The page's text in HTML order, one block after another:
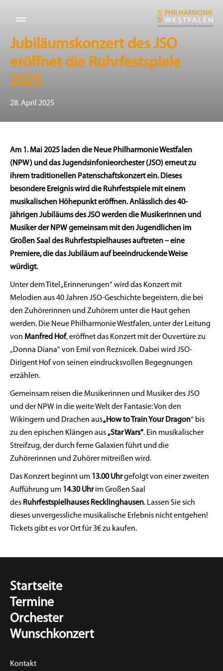
Jubiläumskonzert des JSO
eröffnet die Ruhrfestspiele
2025
28. April 2025
Am 1. Mai 2025 laden die Neue Philharmonie Westfalen
(NPW) und das Jugendsinfonieorchester (JSO) erneut zu
ihrem traditionellen Patenschaftskonzert ein. Dieses
besondere Ereignis wird die Ruhrfestspiele mit einem
musikalischen Höhepunkt eröffnen. Anlässlich des 40-
jährigen Jubiläums des JSO werden die Musikerinnen und
Musiker der NPW gemeinsam mit den Jugendlichen im
Großen Saal des Ruhrfestspielhauses auftreten – eine
Premiere, die das Jubiläum auf beeindruckende Weise
würdigt.
Unter dem Titel „Erinnerungen“ wird das Konzert mit
Melodien aus 40 Jahren JSO-Geschichte begeistern, die bei
den Zuhörerinnen und Zuhörern unter die Haut gehen
werden. Die Neue Philharmonie Westfalen, unter der Leitung
von Manfred Hof, eröffnet das Konzert mit der Ouvertüre zu
„Donna Diana“ von Emil von Reznicek. Dabei wird JSO-
Dirigent Hof von seinen eindrucksvollen Begegnungen
erzählen.
Gemeinsam reisen die Musikerinnen und Musiker des JSO
und der NPW in die weite Welt der Fantasie: Von den
Wikingern und Drachen aus„How to Train Your Dragon“ bis
zu den epischen Klängen aus„Star Wars“. Ein musikalischer
Streifzug, der durch ferne Galaxien führt und die
Zuhörerinnen und Zuhörer mitreißen wird.
Das Konzert beginnt um 13.00 Uhrgefolgt von einer zweiten
Aufführung um 14.30 Uhr im Großen Saal
des Ruhrfestspielhauses Recklinghausen. Lassen Sie sich
dieses unvergessliche musikalische Erlebnis nicht entgehen!
Tickets gibt es vor Ort für 3€ zu kaufen.
Startseite
Termine
Orchester
Wunschkonzert
Kontakt